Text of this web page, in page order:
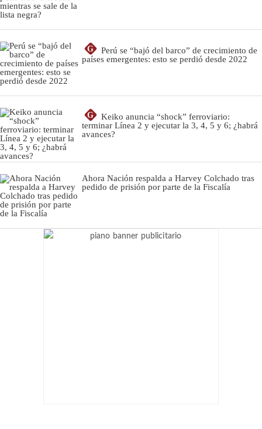
G
Perú se “bajó del barco” de crecimiento de
países emergentes: esto se perdió desde 2022
G
Keiko anuncia “shock” ferroviario:
terminar Línea 2 y ejecutar la 3, 4, 5 y 6; ¿habrá
avances?
Ahora Nación respalda a Harvey Colchado tras
pedido de prisión por parte de la Fiscalía